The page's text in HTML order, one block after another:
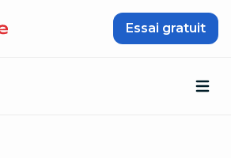
Essai gratuit